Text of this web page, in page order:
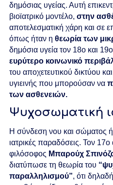
δημόσιας υγείας. Αυτή
βιοϊατρικό μοντέλο,στην
αποτελεσματική χάρη και σε
όπως ήταν ηθεωρία των
δημόσια υγεία τον 18ο και
ευρύτερο κοινωνικό
του αποχετευτικού δικτύου
υγιεινής που μπορούσαν να
των ασθενειών.
Ψυχοσωματική
Η σύνδεση νου και σώματος
ιατρικές παραδόσεις. Τον
φιλόσοφος Μπαρούχ
διατύπωσε τη θεωρία του
παραλληλισμού”, ότι